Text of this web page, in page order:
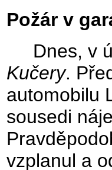
Požár v
Dnes, v
Kučery.
automobilu
sousedi
vzplanul a